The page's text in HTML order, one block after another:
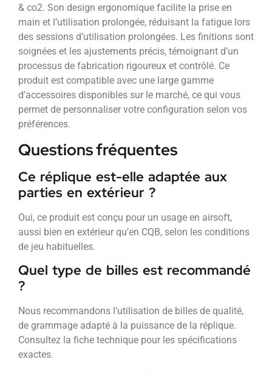
& co2. Son design ergonomique facilite la prise en
main et l’utilisation prolongée, réduisant la fatigue lors
des sessions d’utilisation prolongées. Les finitions sont
soignées et les ajustements précis, témoignant d’un
processus de fabrication rigoureux et contrôlé. Ce
produit est compatible avec une large gamme
d’accessoires disponibles sur le marché, ce qui vous
permet de personnaliser votre configuration selon vos
préférences.
Questions fréquentes
Ce réplique est-elle adaptée aux
parties en extérieur ?
Oui, ce produit est conçu pour un usage en airsoft,
aussi bien en extérieur qu’en CQB, selon les conditions
de jeu habituelles.
Quel type de billes est recommandé
?
Nous recommandons l’utilisation de billes de qualité,
de grammage adapté à la puissance de la réplique.
Consultez la fiche technique pour les spécifications
exactes.